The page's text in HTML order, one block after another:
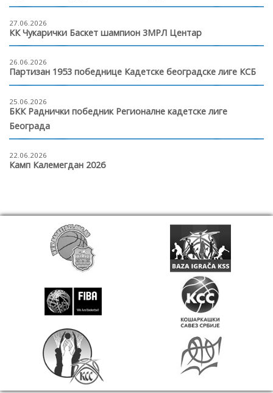
27.06.2026
КК Чукарички Баскет шампион 3МРЛ Центар
26.06.2026
Партизан 1953 победнице Кадетске београдске лиге КСБ
25.06.2026
БКК Раднички победник Регионалне кадетске лиге
Београда
22.06.2026
Камп Калемегдан 2026